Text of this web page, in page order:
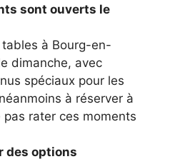
sont ouverts le
à Bourg-en-
dimanche, avec
spéciaux pour les
à réserver à
pas rater ces moments
des options